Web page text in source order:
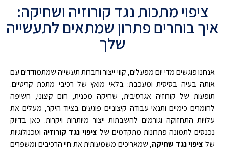
ציפוי מתכות נגד קורוזיה ושחיקה:
איך בוחרים פתרון שמתאים לתעשייה
שלך
אנחנו פוגשים מדי יום מפעלים, קווי ייצור וחברות תעשייה שמתמודדים עם
אותה בעיה בסיסית ומעכבת: בלאי מואץ של רכיבי מתכת קריטיים.
תופעות של קורוזיה אגרסיבית, שחיקה מכנית, חום קיצוני, חשיפה
לחומרים כימיים ותנאי עבודה קיצוניים פוגעים בציוד היקר, מעלים את
עלויות התחזוקה וגורמים להשבתות ייצור מיותרות ויקרות. כאן בדיוק
נכנסים לתמונה פתרונות מתקדמים של ציפוי נגד קורוזיה וטכנולוגיות
של ציפוי נגד שחיקה, שמאריכים משמעותית את חיי הרכיבים ומשפרים